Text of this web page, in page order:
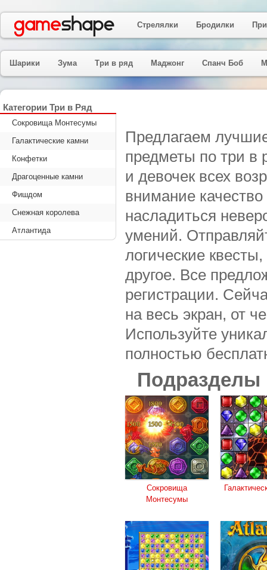
Предлагаем
предметы по три в
и девочек всех
внимание
насладиться
умений.
логические
другое. Все
регистрации.
на весь экран, от
Используйте
полностью
Подразделы
Сокровища
Монтесумы
Категории Три в Ряд
Сокровища Монтесумы
Галактические камни
Конфетки
Драгоценные камни
Фишдом
Снежная королева
Атлантида
Стрелялки Бродилки
Шарики Зума Три в ряд Маджонг Спанч Боб